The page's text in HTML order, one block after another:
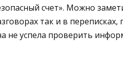
счет». Можно
так и в переписках,
не успела проверить